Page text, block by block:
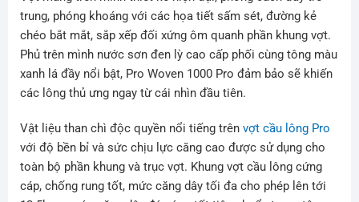
trung, phóng khoáng với các họa tiết sấm sét, đường kẻ
chéo bắt mắt, sắp xếp đối xứng ôm quanh phần khung vợt.
Phủ trên mình nước sơn đen lỳ cao cấp phối cùng tông màu
xanh lá đầy nổi bật, Pro Woven 1000 Pro đảm bảo sẽ khiến
các lông thủ ưng ngay từ cái nhìn đầu tiên.
Vật liệu than chì độc quyền nổi tiếng trên vợt cầu lông Pro
với độ bền bỉ và sức chịu lực căng cao được sử dụng cho
toàn bộ phần khung và trục vợt. Khung vợt cầu lông cứng
cáp, chống rung tốt, mức căng dây tối đa cho phép lên tới